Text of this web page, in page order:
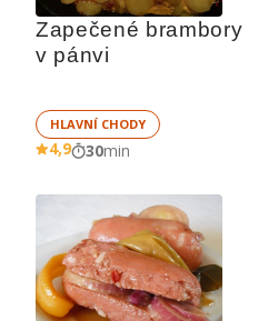
Zapečené brambory
v pánvi
HLAVNÍ CHODY
4,9 30min